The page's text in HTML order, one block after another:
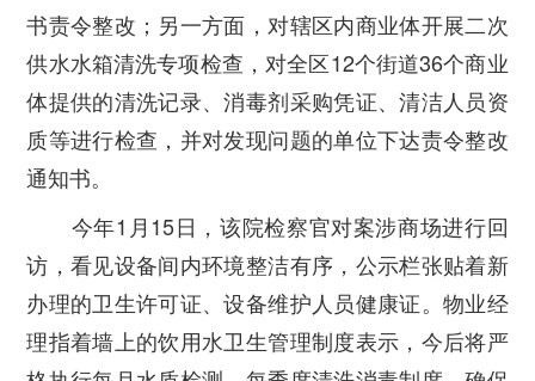
书责令整改；另一方面，对辖区内商业体开展二次
供水水箱清洗专项检查，对全区12个街道36个商业
体提供的清洗记录、消毒剂采购凭证、清洁人员资
质等进行检查，并对发现问题的单位下达责令整改
通知书。
今年1月15日，该院检察官对案涉商场进行回
访，看见设备间内环境整洁有序，公示栏张贴着新
办理的卫生许可证、设备维护人员健康证。物业经
理指着墙上的饮用水卫生管理制度表示，今后将严